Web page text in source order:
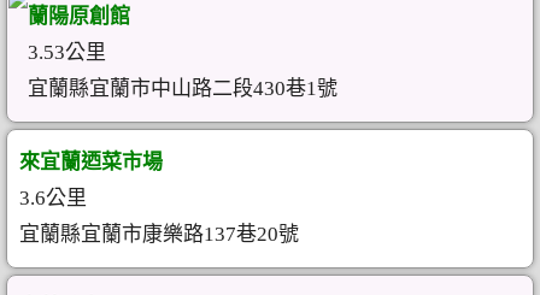
蘭陽原創館
3.53公里
宜蘭縣宜蘭市中山路二段430巷1號
來宜蘭迺菜市場
3.6公里
宜蘭縣宜蘭市康樂路137巷20號